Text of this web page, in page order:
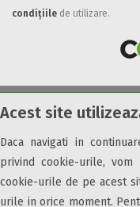
Acest site
Daca navigati in
privind cookie-urile,
cookie-urile de pe acest
urile in orice moment.
Internet wireless
All inclusive
Pensiune completa
Demipensiune
Mic dejun
Accepta animale
Accepta voucher
condițiile de utilizare.
© 2026
Obiective turistice